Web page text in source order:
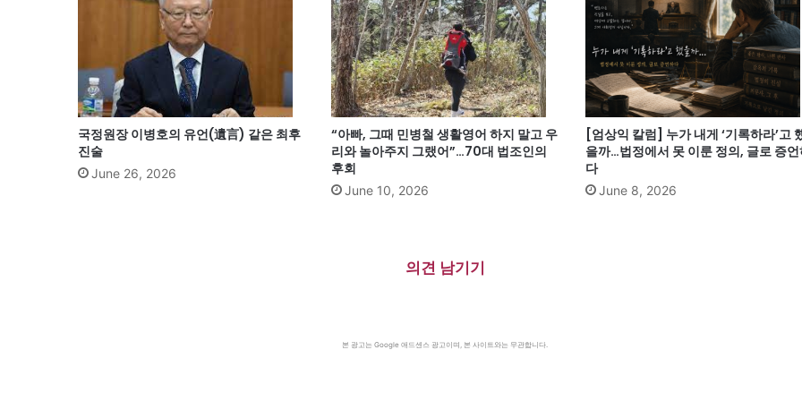
국정원장 이병호의 유언(遺言) 같은 최후
진술
June 26, 2026
“아빠, 그때 민병철 생활영어 하지 말고 우
리와 놀아주지 그랬어”…70대 법조인의
후회
June 10, 2026
[엄상익 칼럼] 누가 내게 ‘기록하라’고
을까…법정에서 못 이룬 정의, 글로 증
다
June 8, 2026
의견 남기기
본 광고는 Google 애드센스 광고이며, 본 사이트와는 무관합니다.